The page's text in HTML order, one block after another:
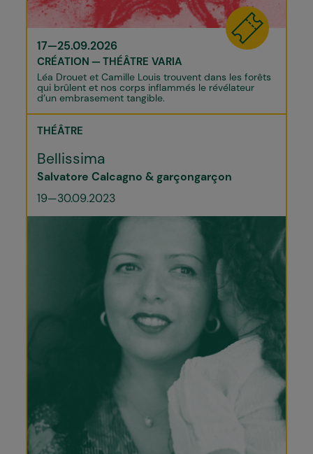
17—25.09.2026
CRÉATION THÉÂTRE VARIA
Léa Drouet et Camille Louis trouvent dans les forêts
qui brûlent et nos corps inflammés le révélateur
d’un embrasement tangible.
THÉÂTRE
Bellissima
Salvatore Calcagno & garçongarçon
19—30.09.2023